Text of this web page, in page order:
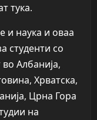
тука.
и наука и оваа
студенти со
Албанија,
Хрватска,
Црна Гора
на